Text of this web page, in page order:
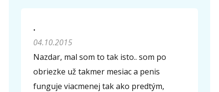
.
04.10.2015
Nazdar, mal som to tak isto.. som po
obriezke už takmer mesiac a penis
funguje viacmenej tak ako predtým,